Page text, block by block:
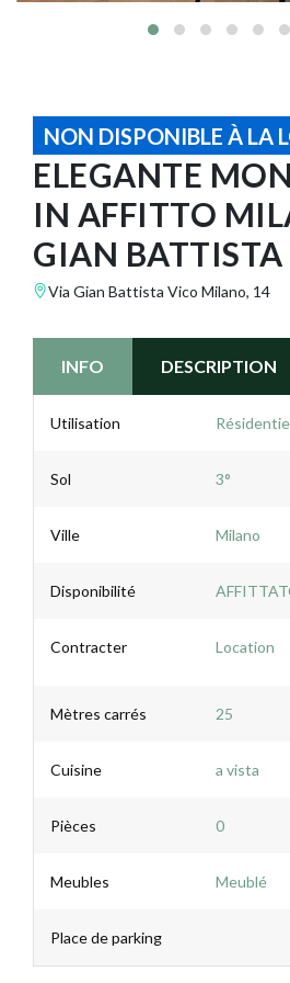
NON DISPONIBLE À LA
ELEGANTE
IN AFFITTO
GIAN
Via Gian Battista Vico Milano, 14
INFO DESCRIPTION
Utilisation
Sol 3°
Ville Milano
Disponibilité
Contracter Location
Mètres carrés 25
Cuisine a vista
Pièces 0
Meubles Meublé
Place de parking